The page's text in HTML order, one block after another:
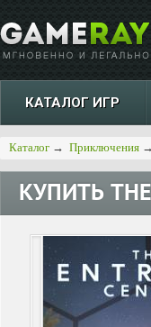
КАТАЛОГ ИГР
Каталог → Приключения
КУПИТЬ